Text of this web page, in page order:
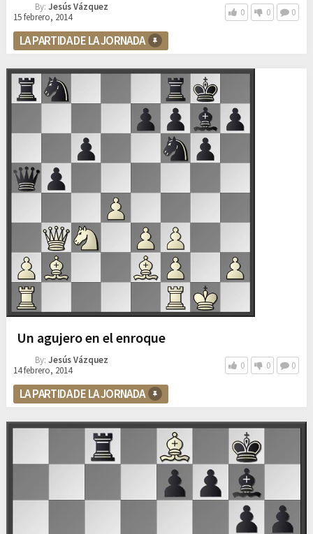
By: Jesús Vázquez
15 febrero, 2014
0 0 0
LA PARTIDA DE LA JORNADA
Un agujero en el enroque
By: Jesús Vázquez
14 febrero, 2014
0 0 0
LA PARTIDA DE LA JORNADA